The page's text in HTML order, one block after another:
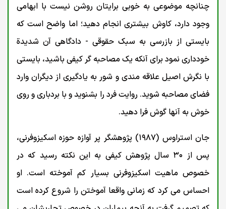
چنانچه موضوعی به خوبی برایتان روشن نیست با ابهامی
وجود دارد، کاوش بیشتری انجام دهید؛ اما واضح است که
بایستی از بازرسی به سبک حقوقی - دادگاهی آن شديدة
خودداری نمود برای آنکه یک مصاحبه گر کیفی باشید، بایستی
با نگرش اصیل علاقه مندی و شور به یادگیری از دیگران وارد
فضای مصاحبه شوید. روایت فرد را بشنوید و با بردباری و روی
خوش به آنها گوش فرا دهید.
جان استراوس (۱۹۸۷) پژوهشگر پر آوازه حوزه اسکیزوفرنی،
پس از ۳۰ سال پژوهش کیفی به این نکته رسید که در
خصوص ماهیت اسکیزوفرنی بسیار کم آموخته است. او
احساس می کرد که زمانی واقعا آموختن را شروع کرده است